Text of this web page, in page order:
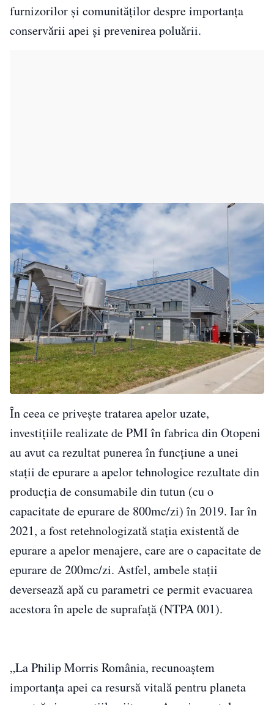
furnizorilor și comunităților despre importanța
conservării apei și prevenirea poluării.
În ceea ce privește tratarea apelor uzate,
investițiile realizate de PMI în fabrica din Otopeni
au avut ca rezultat punerea în funcțiune a unei
stații de epurare a apelor tehnologice rezultate din
producția de consumabile din tutun (cu o
capacitate de epurare de 800mc/zi) în 2019. Iar în
2021, a fost retehnologizată stația existentă de
epurare a apelor menajere, care are o capacitate de
epurare de 200mc/zi. Astfel, ambele stații
deversează apă cu parametri ce permit evacuarea
acestora în apele de suprafață (NTPA 001).
„La Philip Morris România, recunoaștem
importanța apei ca resursă vitală pentru planeta